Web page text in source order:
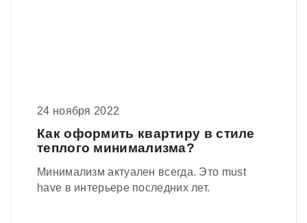
24 ноября 2022
Как оформить квартиру в стиле
теплого минимализма?
Минимализм актуален всегда. Это must
have в интерьере последних лет.